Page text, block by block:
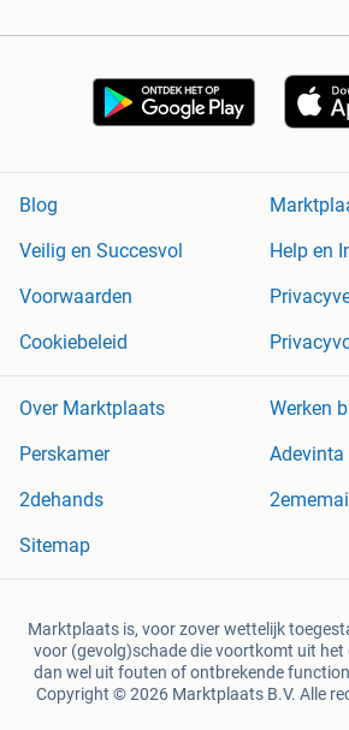
Blog
Veilig en Succesvol
Help en
Voorwaarden
Cookiebeleid
Over Marktplaats
Werken
Perskamer
Adevinta
2dehands
Sitemap
Marktplaats is, voor zover wettelijk
voor (gevolg)schade die voortkomt uit het
dan wel uit fouten of ontbrekende
Copyright © 2026 Marktplaats B.V. Alle